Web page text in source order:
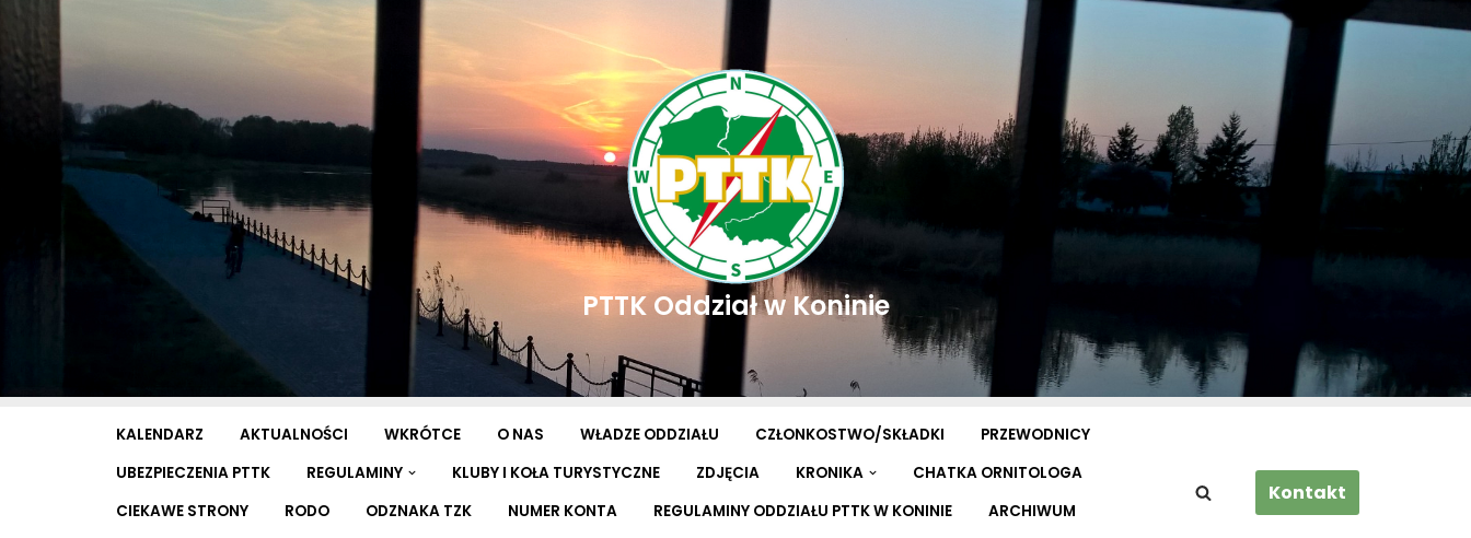
Przejdź
do
PTTK Oddział w Koninie
KALENDARZ AKTUALNOŚCI WKRÓTCE O NAS WŁADZE ODDZIAŁU CZŁONKOSTWO/SKŁADKI
PRZEWODNICY
UBEZPIECZENIA PTTK
REGULAMINY KLUBY I KOŁA TURYSTYCZNE ZDJĘCIA KRONIKA
CHATKA ORNITOLOGA
CIEKAWE STRONY
RODO ODZNAKA TZK NUMER KONTA REGULAMINY ODDZIAŁU PTTK W KONINIE
ARCHIWUM
Kontakt